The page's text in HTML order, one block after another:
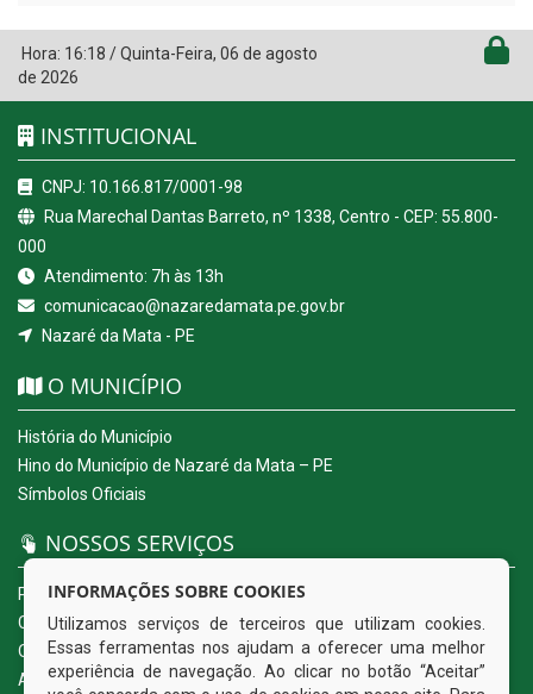
Hora: 16:18 /Quinta-Feira, 06 de agosto
de 2026
INSTITUCIONAL
CNPJ: 10.166.817/0001-98
Rua Marechal Dantas Barreto, nº 1338, Centro - CEP: 55.800-
000
Atendimento: 7h às 13h
comunicacao@nazaredamata.pe.gov.br
Nazaré da Mata - PE
O MUNICÍPIO
História do Município
Hino do Município de Nazaré da Mata – PE
Símbolos Oficiais
NOSSOS SERVIÇOS
Portal da Transparência
Carta de Serviços ao Usuário
Ouvidoria Eletrônica
Acesso a Informação (eSIC)
INFORMAÇÕES SOBRE COOKIES
Utilizamos serviços de terceiros que utilizam cookies.
Essas ferramentas nos ajudam a oferecer uma melhor
experiência de navegação. Ao clicar no botão “Aceitar”